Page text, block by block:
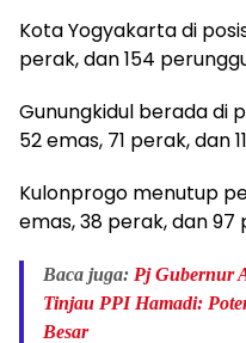
Kota Yogyakarta di
perak, dan 154
Gunungkidul berada di
52 emas, 71 perak, dan
Kulonprogo menutup
emas, 38 perak, dan 97
Baca juga: Pj Gubernur
Tinjau PPI Hamadi:
Besar